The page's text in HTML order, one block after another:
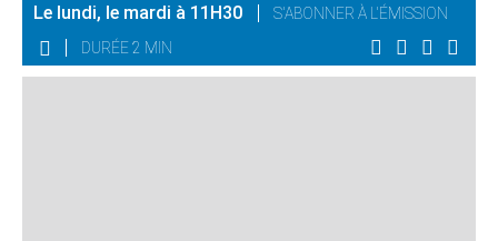
Le lundi, le mardi à 11H30
S'ABONNER À L'ÉMISSION
DURÉE 2 MIN